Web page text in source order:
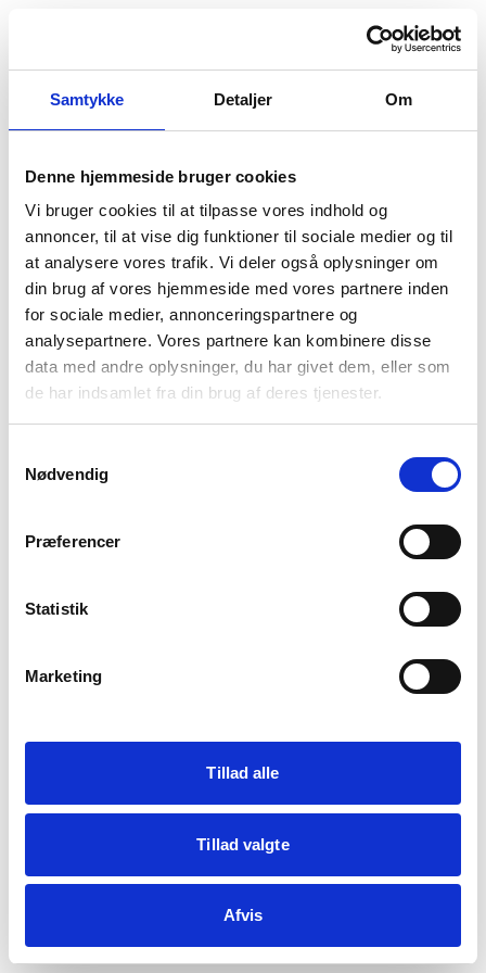
Samtykke Detaljer Om
Denne hjemmeside bruger cookies
Vi bruger cookies til at tilpasse vores indhold og
annoncer, til at vise dig funktioner til sociale medier og til
at analysere vores trafik. Vi deler også oplysninger om
din brug af vores hjemmeside med vores partnere inden
for sociale medier, annonceringspartnere og
analysepartnere. Vores partnere kan kombinere disse
data med andre oplysninger, du har givet dem, eller som
de har indsamlet fra din brug af deres tjenester.
Nødvendig
Præferencer
Statistik
Marketing
Tillad alle
Tillad valgte
Afvis
Der opstod en uventet fejl
Vi beklager ulejligheden. Prøv at genindlæse siden.